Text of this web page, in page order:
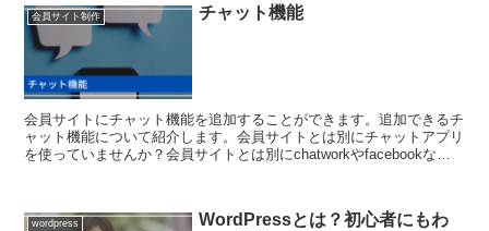
会員サイト制作 チャット機能
会員サイトにチャット機能を追加することができます。追加できるチ
ャット機能について紹介します。会員サイトとは別にチャットアプリ
を使っていませんか？会員サイトとは別にchatworkやfacebookなど
wordpress
WordPressとは？初心者にもわ